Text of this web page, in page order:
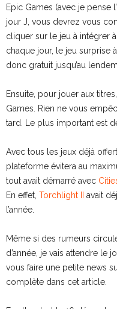
Epic Games (avec je pense
jour J, vous devrez vous
cliquer sur le jeu à intégrer
chaque jour, le jeu surprise
donc gratuit jusqu’au
Ensuite, pour jouer aux
Games. Rien ne vous
tard. Le plus important est
Avec tous les jeux déjà
plateforme évitera au
tout avait démarré avec
En effet, Torchlight II
avait
l’année.
Même si des rumeurs
d’année, je vais attendre le
vous faire une petite news
complète dans cet article.